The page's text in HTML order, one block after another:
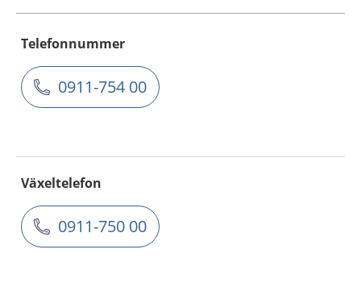
Telefonnummer
0911-754 00
Växeltelefon
0911-750 00